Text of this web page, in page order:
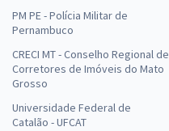
PM PE - Polícia Militar de
Pernambuco
CRECI MT - Conselho Regional de
Corretores de Imóveis do Mato
Grosso
Universidade Federal de
Catalão - UFCAT